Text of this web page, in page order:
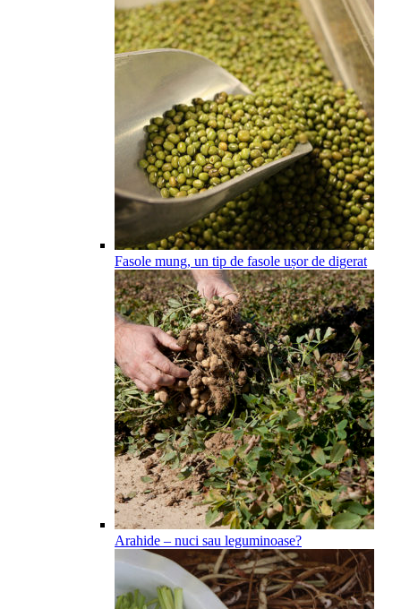
Fasole mung, un tip de fasole ușor de digerat
Arahide – nuci sau leguminoase?